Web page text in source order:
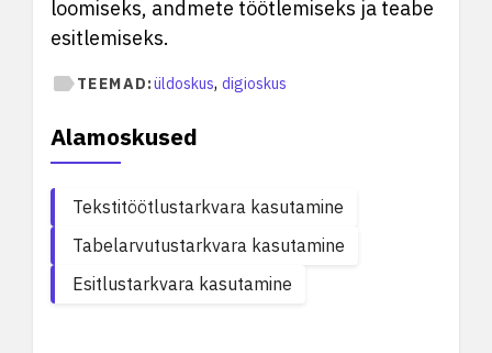
loomiseks, andmete töötlemiseks ja teabe
esitlemiseks.
TEEMAD:üldoskus, digioskus
Alamoskused
Tekstitöötlustarkvara kasutamine
Tabelarvutustarkvara kasutamine
Esitlustarkvara kasutamine